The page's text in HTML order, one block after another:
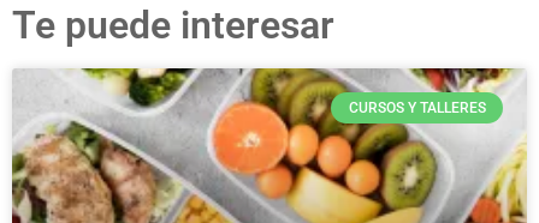
Te puede interesar
CURSOS Y TALLERES